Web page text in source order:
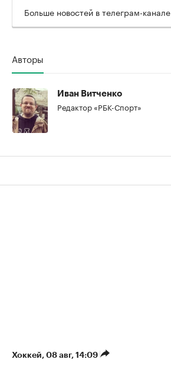
00:00 / 00:00
Больше новостей в телеграм-канале
Авторы
Иван Витченко
Редактор «РБК-Спорт»
Хоккей⁠, 08 авг, 14:09